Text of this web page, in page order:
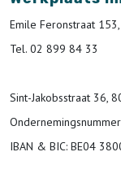
Emile Feronstraat
Tel. 02 899 84 33
Sint-Jakobsstraat 36,
Ondernemingsnummer
IBAN & BIC: BE04